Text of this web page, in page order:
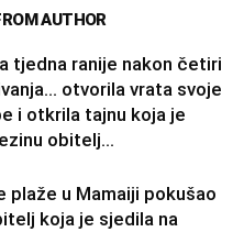
AUTHOR
tjedna ranije nakon četiri
otvorila vrata svoje
i otkrila tajnu koja je
obitelj…
plaže u Mamaiji pokušao
koja je sjedila na